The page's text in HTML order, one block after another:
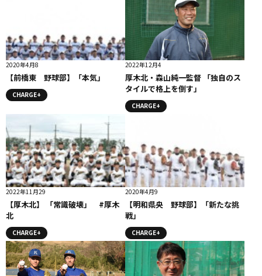
2020年4月8
【前橋東 野球部】「本気」
CHARGE+
2022年12月4
厚木北・森山純一監督 「独自のス
タイルで格上を倒す」
CHARGE+
2022年11月29
【厚木北】 「常識破壊」 #厚木
北
CHARGE+
2020年4月9
【明和県央 野球部】「新たな挑
戦」
CHARGE+